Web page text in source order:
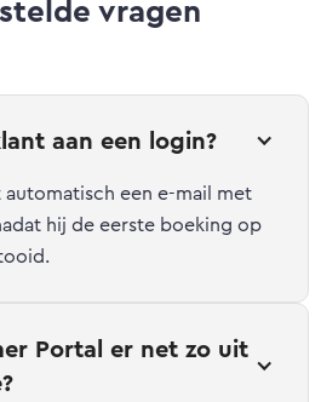
vragen
aan een login?
een e-mail met
hij de eerste boeking op
Portal er net zo uit